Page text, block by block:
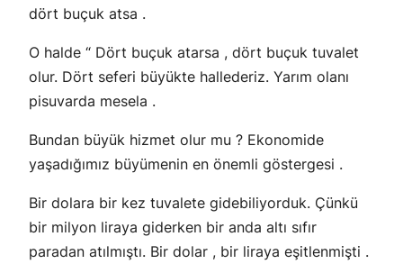
dört buçuk atsa .
O halde “ Dört buçuk atarsa , dört buçuk tuvalet
olur. Dört seferi büyükte hallederiz. Yarım olanı
pisuvarda mesela .
Bundan büyük hizmet olur mu ? Ekonomide
yaşadığımız büyümenin en önemli göstergesi .
Bir dolara bir kez tuvalete gidebiliyorduk. Çünkü
bir milyon liraya giderken bir anda altı sıfır
paradan atılmıştı. Bir dolar , bir liraya eşitlenmişti .